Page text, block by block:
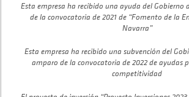
Esta empresa ha recibido una ayuda del Gobierno
de la convocatoria de 2021 de “Fomento de la
Navarra”
Esta empresa ha recibido una subvención del
amparo de la convocatoria de 2022 de ayudas
competitividad